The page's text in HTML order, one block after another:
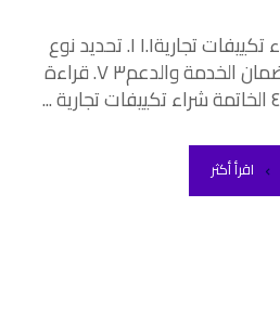
محتوي الصفحة١ شراء تكييفات تجارية١.١ ١. تحديد نوع
التكييف المناسب٢ ٦. ضمان الخدمة والدعم٣ ٧. قراءة
اقرأ أكثر